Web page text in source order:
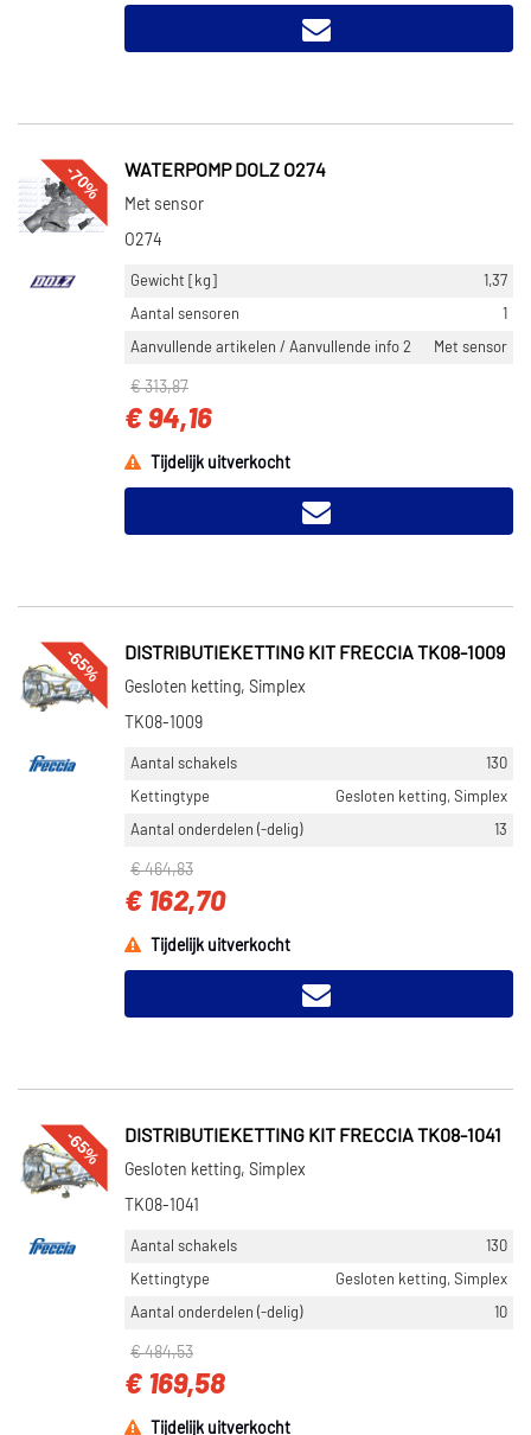
-70% WATERPOMP DOLZ O274
Met sensor
O274
Gewicht [kg]
1,37
Aantal sensoren
1
Aanvullende artikelen / Aanvullende info 2
Met sensor
€ 313,87
€ 94,16
Tijdelijk uitverkocht
-65% DISTRIBUTIEKETTING KIT FRECCIA TK08-1009
Gesloten ketting, Simplex
TK08-1009
Aantal schakels
130
Kettingtype
Gesloten ketting, Simplex
Aantal onderdelen (-delig)
13
€ 464,83
€ 162,70
Tijdelijk uitverkocht
-65% DISTRIBUTIEKETTING KIT FRECCIA TK08-1041
Gesloten ketting, Simplex
TK08-1041
Aantal schakels
130
Kettingtype
Gesloten ketting, Simplex
Aantal onderdelen (-delig)
10
€ 484,53
€ 169,58
Tijdelijk uitverkocht